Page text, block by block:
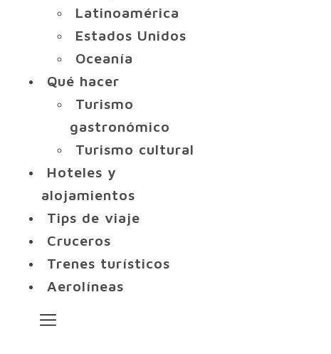
Latinoamérica
Estados Unidos
Oceanía
Qué hacer
Turismo
gastronómico
Turismo cultural
Hoteles y
alojamientos
Tips de viaje
Cruceros
Trenes turísticos
Aerolíneas